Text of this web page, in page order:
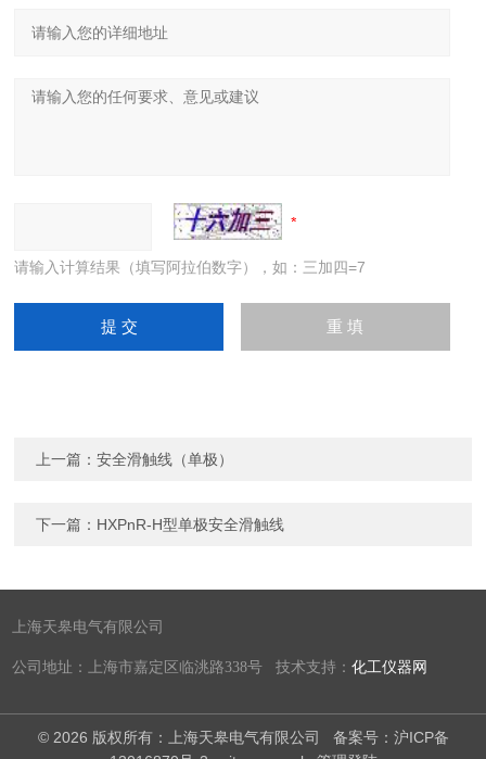
请输入计算结果（填写阿拉伯数字），如：三加四=7
上一篇：安全滑触线（单极）
下一篇： HXPnR-H型单极安全滑触线
上海天皋电气有限公司
公司地址：上海市嘉定区临洮路338号 技术支持：化工仪器网
© 2026 版权所有：上海天皋电气有限公司 备案号：沪ICP备